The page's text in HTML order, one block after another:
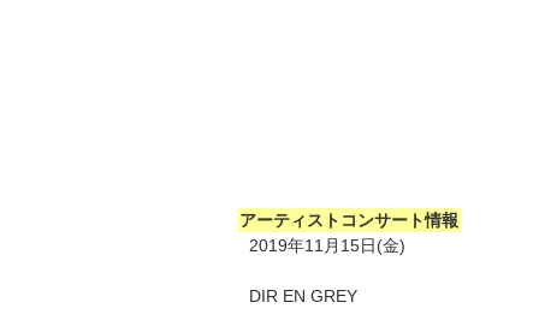
アーティストコンサート情報
2019年11月15日(金)
DIR EN GREY